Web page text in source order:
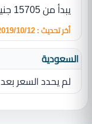
يبدأ من 15705 جنية
أخر تحديث : 2019/10/12
السعودية
لم يحدد السعر بعد